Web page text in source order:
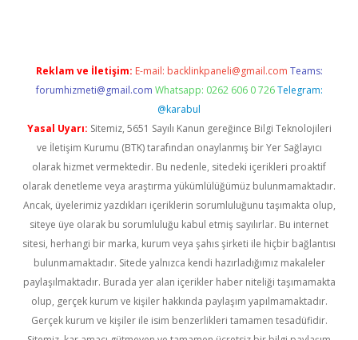
Reklam ve İletişim: E-mail: backlinkpaneli@gmail.com Teams:
forumhizmeti@gmail.com Whatsapp: 0262 606 0 726 Telegram:
@karabul
Yasal Uyarı: Sitemiz, 5651 Sayılı Kanun gereğince Bilgi Teknolojileri
ve İletişim Kurumu (BTK) tarafından onaylanmış bir Yer Sağlayıcı
olarak hizmet vermektedir. Bu nedenle, sitedeki içerikleri proaktif
olarak denetleme veya araştırma yükümlülüğümüz bulunmamaktadır.
Ancak, üyelerimiz yazdıkları içeriklerin sorumluluğunu taşımakta olup,
siteye üye olarak bu sorumluluğu kabul etmiş sayılırlar. Bu internet
sitesi, herhangi bir marka, kurum veya şahıs şirketi ile hiçbir bağlantısı
bulunmamaktadır. Sitede yalnızca kendi hazırladığımız makaleler
paylaşılmaktadır. Burada yer alan içerikler haber niteliği taşımamakta
olup, gerçek kurum ve kişiler hakkında paylaşım yapılmamaktadır.
Gerçek kurum ve kişiler ile isim benzerlikleri tamamen tesadüfidir.